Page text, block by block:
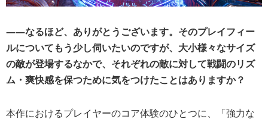
――なるほど、ありがとうございます。そのプレイフィー
ルについてもう少し伺いたいのですが、大小様々なサイズ
の敵が登場するなかで、それぞれの敵に対して戦闘のリズ
ム・爽快感を保つために気をつけたことはありますか？
本作におけるプレイヤーのコア体験のひとつに、「強力な